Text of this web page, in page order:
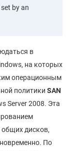
by an
в
на которых
операционным
политики SAN
Server 2008. Эта
дисков,
По